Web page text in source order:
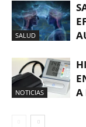
SALUD
NOTICIAS
A